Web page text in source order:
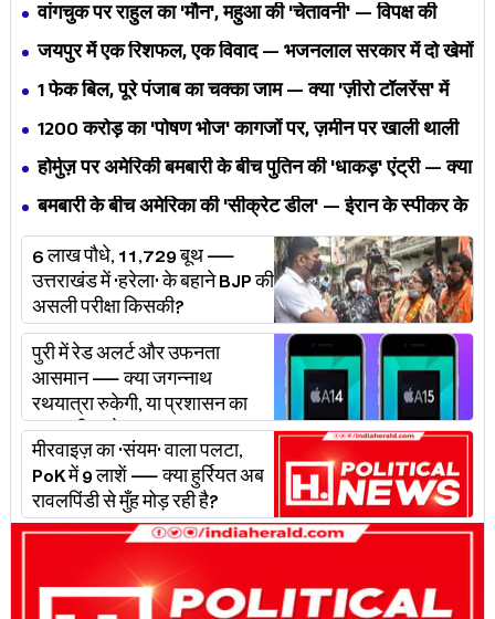
वांगचुक पर राहुल का 'मौन', महुआ की 'चेतावनी' — विपक्ष की
एकता BJP का नैरेटिव बदलने से पहले बिखर रही है?
जयपुर में एक रिशफल, एक विवाद — भजनलाल सरकार में दो खेमों
की जंग अब छुपेगी कैसे?
1 फेक बिल, पूरे पंजाब का चक्का जाम — क्या 'ज़ीरो टॉलरेंस' में
अपनी ही यूनियनों से घिर गए भगवंत मान?
₹1200 करोड़ का 'पोषण भोज' कागजों पर, ज़मीन पर खाली थाली
— MP के बच्चों का निवाला कौन निगल रहा है?
होर्मुज़ पर अमेरिकी बमबारी के बीच पुतिन की 'धाकड़' एंट्री — क्या
ट्रंप-ईरान की जंग अब महायुद्ध बनेगी?
बमबारी के बीच अमेरिका की 'सीक्रेट डील' — ईरान के स्पीकर के
खुलासे ने असली खेल बेनक़ाब किया?
6 लाख पौधे, 11,729 बूथ —
उत्तराखंड में 'हरेला' के बहाने BJP की
असली परीक्षा किसकी?
पुरी में रेड अलर्ट और उफनता
आसमान — क्या जगन्नाथ
रथयात्रा रुकेगी, या प्रशासन का
'प्लान बी' चलेगा?
मीरवाइज़ का 'संयम' वाला पलटा,
PoK में 9 लाशें — क्या हुर्रियत अब
रावलपिंडी से मुँह मोड़ रही है?